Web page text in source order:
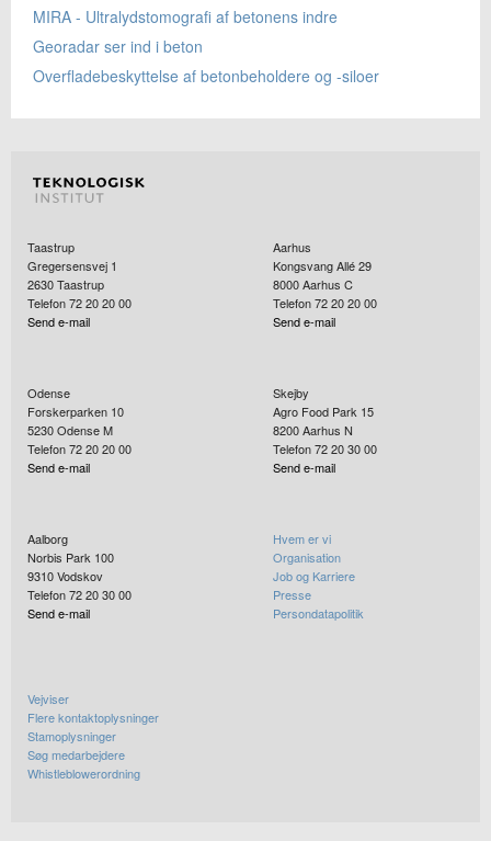
MIRA - Ultralydstomografi af betonens indre
Georadar ser ind i beton
Overfladebeskyttelse af betonbeholdere og -siloer
Taastrup
Gregersensvej 1
2630Taastrup
Telefon 72 20 20 00
Send e-mail
Aarhus
Kongsvang Allé 29
8000Aarhus C
Telefon 72 20 20 00
Send e-mail
Odense
Forskerparken 10
5230Odense M
Telefon 72 20 20 00
Send e-mail
Skejby
Agro Food Park 15
8200Aarhus N
Telefon 72 20 30 00
Send e-mail
Aalborg
Norbis Park 100
9310Vodskov
Telefon 72 20 30 00
Send e-mail
Hvem er vi
Organisation
Job og Karriere
Presse
Persondatapolitik
Vejviser
Flere kontaktoplysninger
Stamoplysninger
Søg medarbejdere
Whistleblowerordning